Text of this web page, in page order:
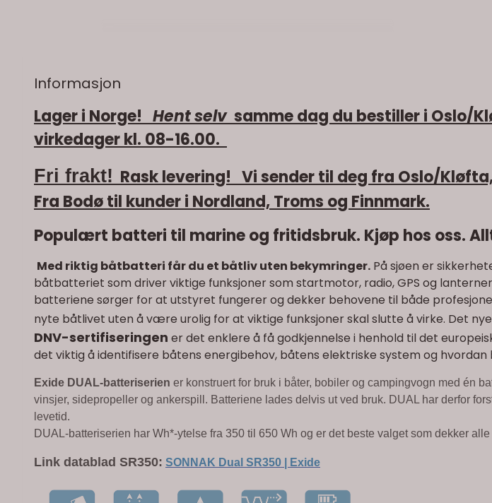
Informasjon
Lager i Norge! Hent selvsamme dag du bestiller i Oslo/
virkedager kl. 08-16.00.
Fri frakt! Rask levering! Vi sender til deg fra Oslo/
Fra Bodø til kunder i Nordland, Troms og Finnmark.
Populært batteri til marine og fritidsbruk. Kjøp hos oss.
Med riktig båtbatteri får du et båtliv uten bekymringer. På sjøen er
båtbatteriet som driver viktige funksjoner som startmotor, radio, GPS og
batteriene sørger for at utstyret fungerer og dekker behovene til både
nyte båtlivet uten å være urolig for at viktige funksjoner skal slutte å virke. Det
DNV-sertifiseringen er det enklere å få godkjennelse i henhold til det
det viktig å identifisere båtens energibehov, båtens elektriske system og
Exide DUAL-batteriserien er konstruert for bruk i båter, bobiler og campingvogn med én
vinsjer, sidepropeller og ankerspill. Batteriene lades delvis ut ved bruk. DUAL har derfor
levetid.
DUAL-batteriserien har Wh*-ytelse fra 350 til 650 Wh og er det beste valget som dekker
Link datablad SR350: SONNAK Dual SR350 | Exide